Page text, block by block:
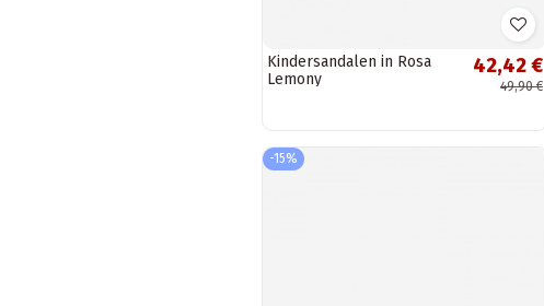
Kindersandalen in Rosa
Lemony
42,42 €
49,90 €
-15%